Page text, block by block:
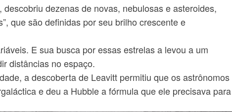
dezenas de novas, nebulosas e asteroides,
que são definidas por seu brilho crescente e
E sua busca por essas estrelas a levou a um
distâncias no espaço.
a descoberta de Leavitt permitiu que os astrônomos
e deu a Hubble a fórmula que ele precisava para